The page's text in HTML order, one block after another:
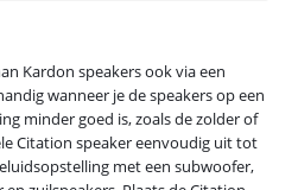
Kardon speakers ook via een
wanneer je de speakers op een
minder goed is, zoals de zolder of
Citation speaker eenvoudig uit tot
met een subwoofer,